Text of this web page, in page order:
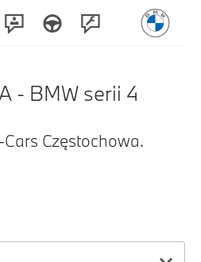
- BMW serii 4
Częstochowa.